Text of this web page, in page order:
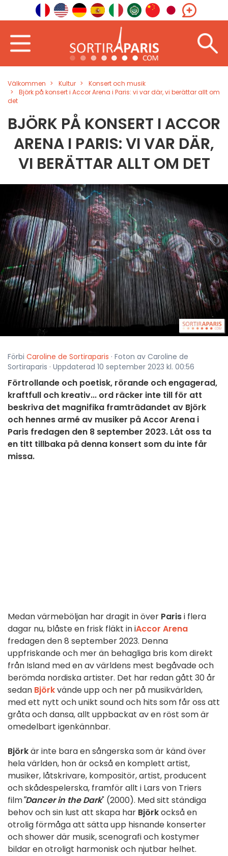
Välkommen Kultur
Konsert och musik
Björk på konsert i Accor Arena i Paris: vi var där, vi berättar allt om
det
BJÖRK PÅ KONSERT I ACCOR
ARENA I PARIS: VI VAR DÄR,
VI BERÄTTAR ALLT OM DET
Förbi Caroline de Sortiraparis · Foton av Caroline de
Sortiraparis · Uppdaterad 10 september 2023 kl. 00:56
Förtrollande och poetisk, rörande och engagerad,
kraftfull och kreativ... ord räcker inte till för att
beskriva det magnifika framträdandet av Björk
och hennes armé av musiker på Accor Arena i
Paris fredagen den 8 september 2023. Låt oss ta
en titt tillbaka på denna konsert som du inte får
missa.
Medan värmeböljan har dragit in över Parisi flera
dagar nu, blåste en frisk fläkt in iAccor Arena
fredagen den 8 september 2023. Denna
uppfriskande och mer än behagliga bris kom direkt
från Island med en av världens mest begåvade och
berömda nordiska artister. Det har redan gått 30 år
sedan Björkvände upp och ner på musikvärlden,
med ett nytt och unikt sound och hits som får oss att
gråta och dansa, allt uppbackat av en röst som är
omedelbart igenkännbar.
Björkär inte bara en sångerska som är känd över
hela världen, hon är också en komplett artist,
musiker, låtskrivare, kompositör, artist, producent
och skådespelerska, framför allt i Lars von Triers
film"Dancer in the Dark" (2000). Med sitt ständiga
behov och sin lust att skapa har Björkockså en
otrolig förmåga att sätta upp hisnande konserter
och shower där musik, scenografi och kostymer
bildar en otroligt harmonisk och njutbar helhet.